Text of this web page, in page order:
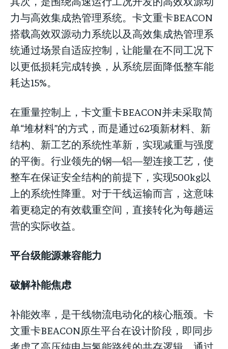
力与高效集成热管理系统。卡文重卡BEACON
搭载高效双源动力系统以及高效集成热管理系
统通过场景自适应控制，让能量在不同工况下
以更低损耗完成转换，从系统层面降低整车能
耗达15%。
在重量控制上，卡文重卡BEACON并未采取简
单“堆材料”的方式，而是通过62项新材料、新
结构、新工艺的系统性革新，实现减重与强度
的平衡。行业领先的钢—铝—塑连接工艺，使
整车在保证安全结构的前提下，实现500kg以
上的系统性降重。对于干线运输而言，这意味
着更稳定的有效载重空间，直接转化为每趟运
营的实际收益。
平台级能源兼容能力
破解补能焦虑
补能效率，是干线物流电动化的核心瓶颈。卡
文重卡BEACON原生平台在设计阶段，即同步
考虑了高压纯电与氢能路线的共存逻辑，通过